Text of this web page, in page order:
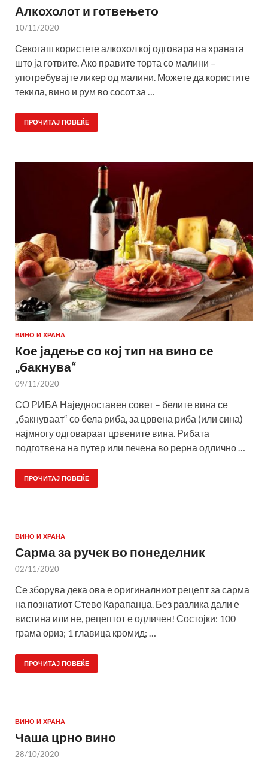
Алкохолот и готвењето
10/11/2020
Секогаш користете алкохол кој одговара на храната
што ја готвите. Ако правите торта со малини –
употребувајте ликер од малини. Можете да користите
текила, вино и рум во сосот за …
ПРОЧИТАЈ ПОВЕЌЕ
ВИНО И ХРАНА
Кое јадење со кој тип на вино се
„бакнува“
09/11/2020
СО РИБА Наједноставен совет – белите вина се
„бакнуваат“ со бела риба, за црвена риба (или сина)
најмногу одговараат црвените вина. Рибата
подготвена на путер или печена во рерна одлично …
ПРОЧИТАЈ ПОВЕЌЕ
ВИНО И ХРАНА
Сарма за ручек во понеделник
02/11/2020
Се зборува дека ова е оригиналниот рецепт за сарма
на познатиот Стево Карапанџа. Без разлика дали е
вистина или не, рецептот е одличен! Состојки: 100
грама ориз; 1 главица кромид; …
ПРОЧИТАЈ ПОВЕЌЕ
ВИНО И ХРАНА
Чаша црно вино
28/10/2020